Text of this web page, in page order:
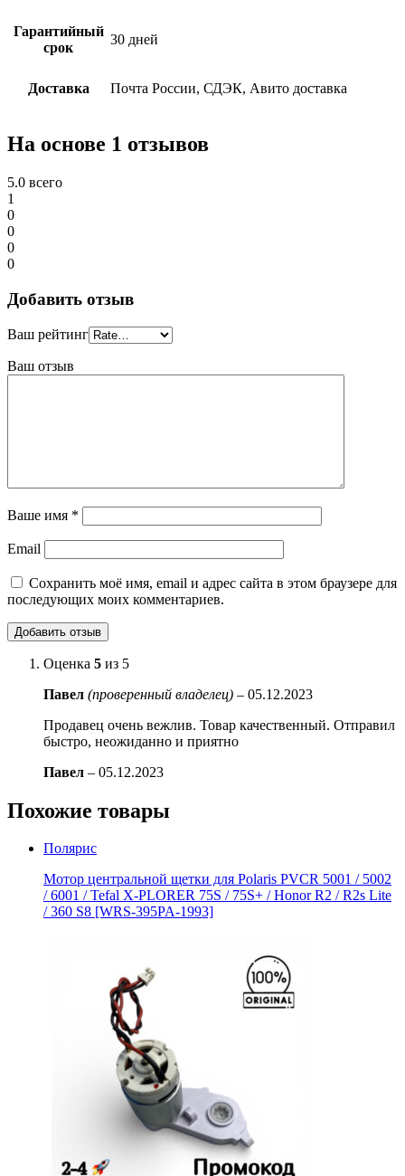
Гарантийный
срок
30 дней
Доставка Почта России, СДЭК, Авито доставка
На основе 1 отзывов
5.0 всего
1
0
0
0
0
Добавить отзыв
Ваш рейтинг
Ваш отзыв
Ваше имя *
Email
Сохранить моё имя, email и адрес сайта в этом браузере для
последующих моих комментариев.
Оценка 5 из 5
Павел (проверенный владелец) – 05.12.2023
Продавец очень вежлив. Товар качественный. Отправил
быстро, неожиданно и приятно
Павел – 05.12.2023
Похожие товары
Полярис
Мотор центральной щетки для Polaris PVCR 5001 / 5002
/ 6001 / Tefal X-PLORER 75S / 75S+ / Honor R2 / R2s Litе
/ 360 S8 [WRS-395PA-1993]